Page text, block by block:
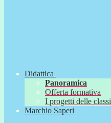
Didattica
Panoramica
Offerta formativa
I progetti delle classi
Marchio Saperi